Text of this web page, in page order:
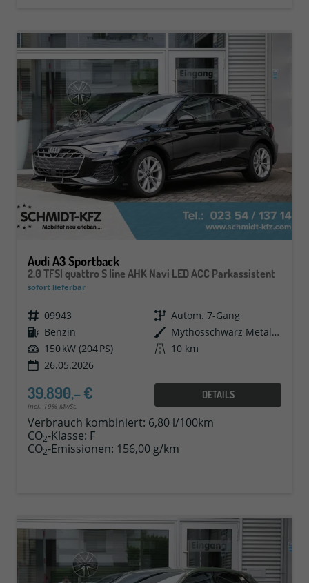
Audi A3 Sportback
2.0 TFSI quattro S line AHK Navi LED ACC Parkassistent
sofort lieferbar
Fahrzeugnr. 09943 Getriebe Autom. 7-Gang
Kraftstoff Benzin Außenfarbe
Mythosschwarz Metallic
Leistung 150 kW (204 PS) Kilometerstand 10 km
26.05.2026
39.890,– €
incl. 19% MwSt.
DETAILS
Verbrauch kombiniert: 6,80 l/100km
CO2-Klasse: F
CO2-Emissionen: 156,00 g/km